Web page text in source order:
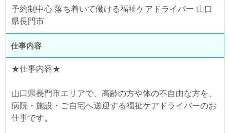
予約制中心 落ち着いて働ける福祉ケアドライバー 山口
県長門市
仕事内容
★仕事内容★
山口県長門市エリアで、高齢の方や体の不自由な方を、
病院・施設・ご自宅へ送迎する福祉ケアドライバーのお
仕事です。